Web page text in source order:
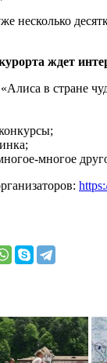
ждет
в стране
многое